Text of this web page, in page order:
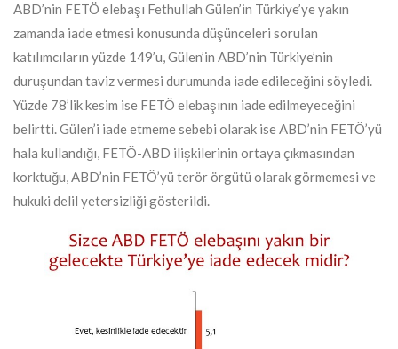
ABD’nin FETÖ elebaşı Fethullah Gülen’in Türkiye’ye yakın
zamanda iade etmesi konusunda düşünceleri sorulan
katılımcıların yüzde 149’u, Gülen’in ABD’nin Türkiye’nin
duruşundan taviz vermesi durumunda iade edileceğini söyledi.
Yüzde 78’lik kesim ise FETÖ elebaşının iade edilmeyeceğini
belirtti. Gülen’i iade etmeme sebebi olarak ise ABD’nin FETÖ’yü
hala kullandığı, FETÖ-ABD ilişkilerinin ortaya çıkmasından
korktuğu, ABD’nin FETÖ’yü terör örgütü olarak görmemesi ve
hukuki delil yetersizliği gösterildi.